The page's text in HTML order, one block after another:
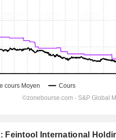
Feintool International